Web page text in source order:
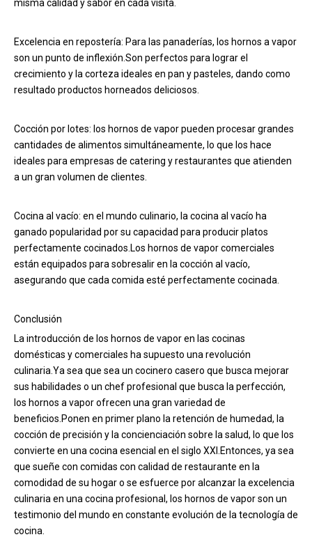
misma calidad y sabor en cada visita.
Excelencia en repostería: Para las panaderías, los hornos a vapor
son un punto de inflexión.Son perfectos para lograr el
crecimiento y la corteza ideales en pan y pasteles, dando como
resultado productos horneados deliciosos.
Cocción por lotes: los hornos de vapor pueden procesar grandes
cantidades de alimentos simultáneamente, lo que los hace
ideales para empresas de catering y restaurantes que atienden
a un gran volumen de clientes.
Cocina al vacío: en el mundo culinario, la cocina al vacío ha
ganado popularidad por su capacidad para producir platos
perfectamente cocinados.Los hornos de vapor comerciales
están equipados para sobresalir en la cocción al vacío,
asegurando que cada comida esté perfectamente cocinada.
Conclusión
La introducción de los hornos de vapor en las cocinas
domésticas y comerciales ha supuesto una revolución
culinaria.Ya sea que sea un cocinero casero que busca mejorar
sus habilidades o un chef profesional que busca la perfección,
los hornos a vapor ofrecen una gran variedad de
beneficios.Ponen en primer plano la retención de humedad, la
cocción de precisión y la concienciación sobre la salud, lo que los
convierte en una cocina esencial en el siglo XXI.Entonces, ya sea
que sueñe con comidas con calidad de restaurante en la
comodidad de su hogar o se esfuerce por alcanzar la excelencia
culinaria en una cocina profesional, los hornos de vapor son un
testimonio del mundo en constante evolución de la tecnología de
cocina.